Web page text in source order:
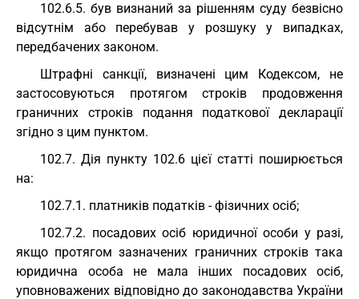
102.6.5. був визнаний за рішенням суду безвісно
відсутнім або перебував у розшуку у випадках,
передбачених законом.
Штрафні санкції, визначені цим Кодексом, не
застосовуються протягом строків продовження
граничних строків подання податкової декларації
згідно з цим пунктом.
102.7. Дія пункту 102.6 цієї статті поширюється
на:
102.7.1. платників податків - фізичних осіб;
102.7.2. посадових осіб юридичної особи у разі,
якщо протягом зазначених граничних строків така
юридична особа не мала інших посадових осіб,
уповноважених відповідно до законодавства України